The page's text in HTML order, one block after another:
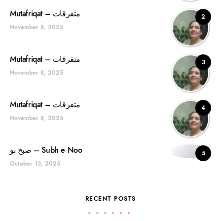
2 Mutafriqat – متفرقات
November 8, 2025
3 Mutafriqat – متفرقات
November 8, 2025
4 Mutafriqat – متفرقات
November 8, 2025
5 صبح نو – Subh e Noo
October 13, 2025
RECENT POSTS